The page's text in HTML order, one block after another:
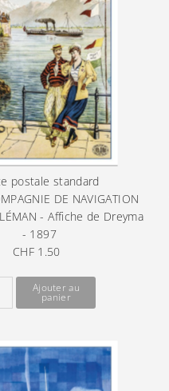
postale standard
DE NAVIGATION
LÉMAN - Affiche de Dreyma
- 1897
Prix
CHF 1.50